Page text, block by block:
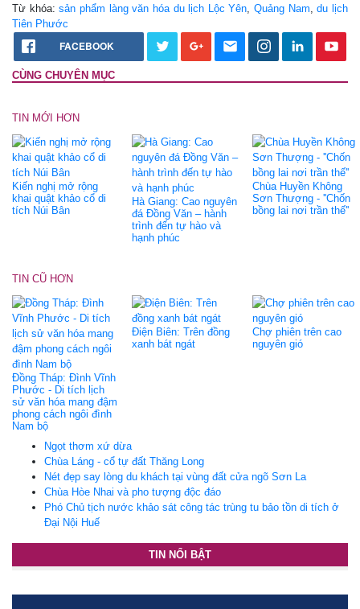
Từ khóa:sản phẩm làng văn hóa du lịch Lộc Yên ,Quảng Nam ,du lịch
Tiên Phước
FACEBOOK
CÙNG CHUYÊN MỤC
TIN MỚI HƠN
Kiến nghị mở rộng
khai quật khảo cổ di
tích Núi Bân
Hà Giang: Cao nguyên
đá Đồng Văn – hành
trình đến tự hào và
hạnh phúc
Chùa Huyền Không
Sơn Thượng - ''Chốn
bồng lai nơi trần thế''
TIN CŨ HƠN
Đồng Tháp: Đình Vĩnh
Phước - Di tích lịch
sử văn hóa mang đậm
phong cách ngôi đình
Nam bộ
Điện Biên: Trên đồng
xanh bát ngát
Chợ phiên trên cao
nguyên gió
Ngọt thơm xứ dừa
Chùa Láng - cổ tự đất Thăng Long
Nét đẹp say lòng du khách tại vùng đất cửa ngõ Sơn La
Chùa Hòe Nhai và pho tượng độc đáo
Phó Chủ tịch nước khảo sát công tác trùng tu bảo tồn di tích ở
Đại Nội Huế
TIN NỔI BẬT